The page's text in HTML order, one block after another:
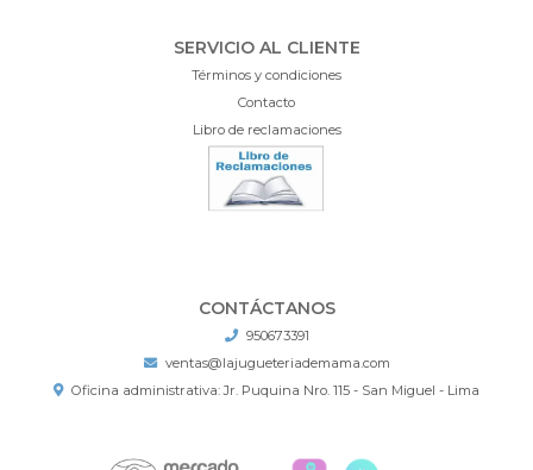
SERVICIO AL CLIENTE
Términos y condiciones
Contacto
Libro de reclamaciones
CONTÁCTANOS
950673391
ventas@lajugueteriademama.com
Oficina administrativa: Jr. Puquina Nro. 115 - San Miguel - Lima